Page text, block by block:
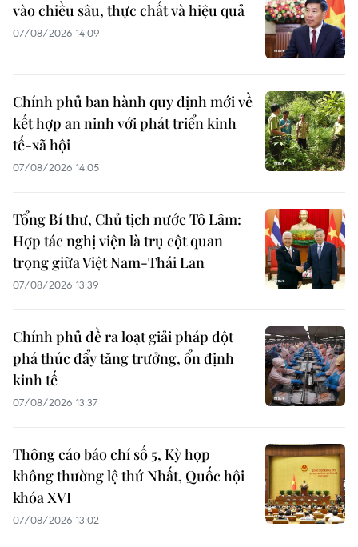
vào chiều sâu, thực chất và hiệu quả
07/08/2026 14:09
Chính phủ ban hành quy định mới về
kết hợp an ninh với phát triển kinh
tế-xã hội
07/08/2026 14:05
Tổng Bí thư, Chủ tịch nước Tô Lâm:
Hợp tác nghị viện là trụ cột quan
trọng giữa Việt Nam-Thái Lan
07/08/2026 13:39
Chính phủ đề ra loạt giải pháp đột
phá thúc đẩy tăng trưởng, ổn định
kinh tế
07/08/2026 13:37
Thông cáo báo chí số 5, Kỳ họp
không thường lệ thứ Nhất, Quốc hội
khóa XVI
07/08/2026 13:02